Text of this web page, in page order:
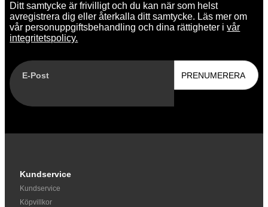
Ditt samtycke är frivilligt och du kan när som helst
avregistrera dig eller återkalla ditt samtycke. Läs mer om
vår personuppgiftsbehandling och dina rättigheter ivår
integritetspolicy.
E-Post PRENUMERERA
Kundservice
Kundservice
Köpvillkor